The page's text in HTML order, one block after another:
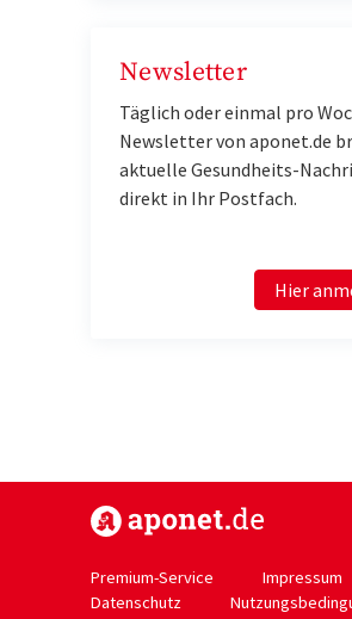
Newsletter
Täglich oder einmal pro
Newsletter von aponet.de
aktuelle Gesundheits-
direkt in Ihr Postfach.
Hier
Premium-Service
Impressum
Datenschutz